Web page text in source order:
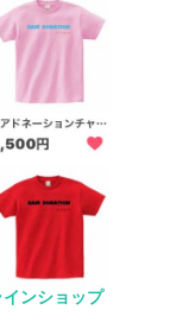
ンショップ